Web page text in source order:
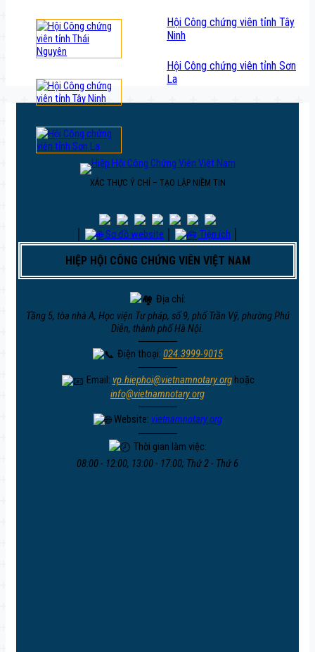
Hội Công chứng viên tỉnh Tây
Ninh
Hội Công chứng viên tỉnh Sơn
La
XÁC THỰC Ý CHÍ – TẠO LẬP NIỀM TIN
Sơ đồ website Tiện ích
HIỆP HỘI CÔNG CHỨNG VIÊN VIỆT NAM
Địa chỉ:
Tầng 5, tòa nhà A, Học viện Tư pháp, số 9, phố Trần Vỹ, phường Phú
Diễn, thành phố Hà Nội.
─────
Điện thoại:024.3999-9015
─────
Email: vp.hiephoi@vietnamnotary.orghoặc
info@vietnamnotary.org
─────
Website: vietnamnotary.org
─────
Thời gian làm việc:
08:00 - 12:00, 13:00 - 17:00; Thứ 2 - Thứ 6